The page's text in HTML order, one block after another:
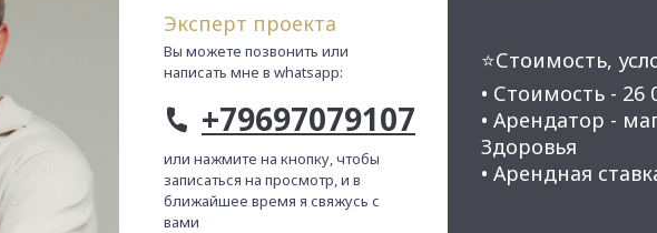
Эксперт проекта
Вы можете позвонить или
написать мне в whatsapp:
+79697079107
или нажмите на кнопку, чтобы
записаться на просмотр, и в
ближайшее время я свяжусь с
вами
⭐Стоимость,
• Стоимость - 26
• Арендатор -
Здоровья
• Арендная